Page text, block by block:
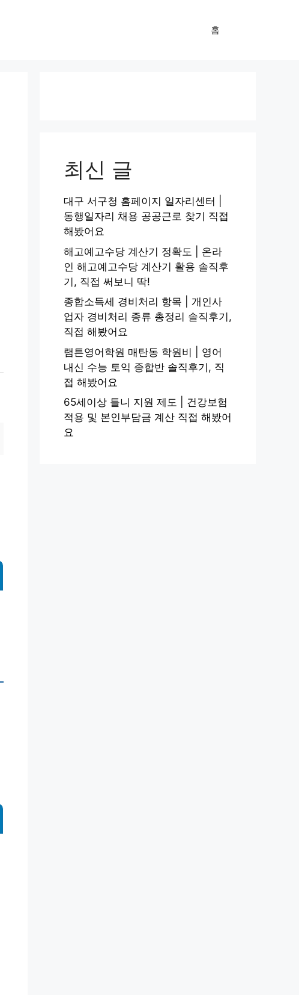
홈
최신 글
대구 서구청 홈페이지 일자리센터 |
동행일자리 채용 공공근로 찾기 직접
해봤어요
해고예고수당 계산기 정확도 | 온라
인 해고예고수당 계산기 활용 솔직후
기, 직접 써보니 딱!
종합소득세 경비처리 항목 | 개인사
업자 경비처리 종류 총정리 솔직후기,
직접 해봤어요
램튼영어학원 매탄동 학원비 | 영어
내신 수능 토익 종합반 솔직후기, 직
접 해봤어요
65세이상 틀니 지원 제도 | 건강보험
적용 및 본인부담금 계산 직접 해봤어
요